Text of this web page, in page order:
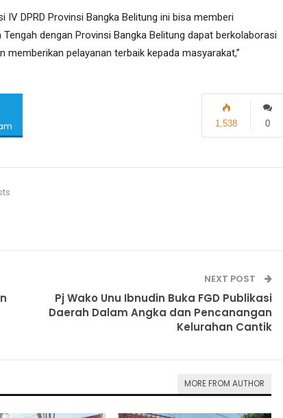
DPRD Provinsi Bangka Belitung ini bisa memberi
dengan Provinsi Bangka Belitung dapat berkolaborasi
pelayanan terbaik kepada masyarakat,”
0
1,538
NEXT POST
Pj Wako Unu Ibnudin Buka FGD Publikasi
Daerah Dalam Angka dan Pencanangan
Kelurahan Cantik
MORE FROM AUTHOR